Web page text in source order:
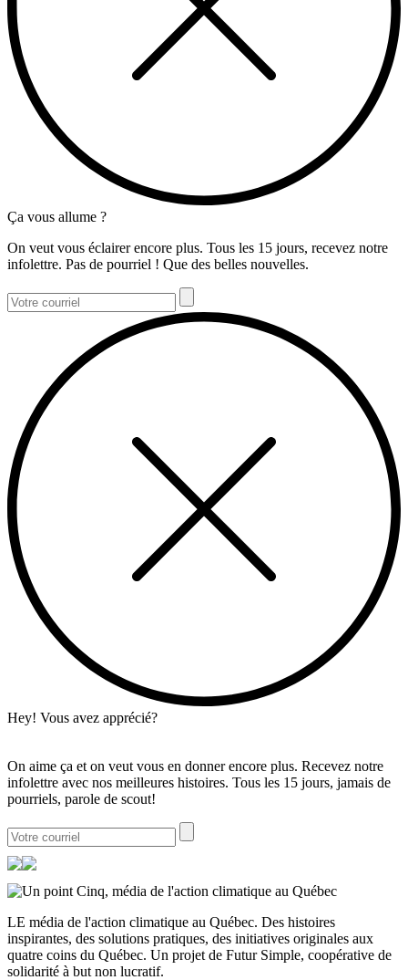
Ça vous allume ?
On veut vous éclairer encore plus. Tous les 15 jours, recevez notre
infolettre. Pas de pourriel ! Que des belles nouvelles.
Hey! Vous avez apprécié?
On aime ça et on veut vous en donner encore plus. Recevez notre
infolettre avec nos meilleures histoires. Tous les 15 jours, jamais de
pourriels, parole de scout!
LE média de l'action climatique au Québec. Des histoires
inspirantes, des solutions pratiques, des initiatives originales aux
quatre coins du Québec. Un projet de Futur Simple, coopérative de
solidarité à but non lucratif.